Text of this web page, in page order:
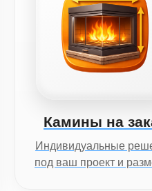
Камины на
Индивидуальные
под ваш проект и